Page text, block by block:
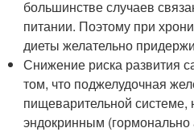
большинстве случаев
питании. Поэтому при
диеты желательно
Снижение риска развития
том, что поджелудочная
пищеварительной системе,
эндокринным